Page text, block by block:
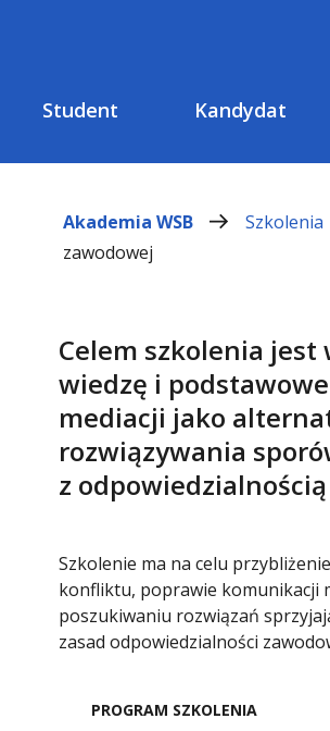
Student Kandydat
Akademia WSB Szkolenia
zawodowej
Celem szkolenia
wiedzę i
mediacji jako
rozwiązywania
z
Szkolenie ma na celu
konfliktu, poprawie komunikacji
poszukiwaniu rozwiązań
zasad odpowiedzialności
PROGRAM SZKOLENIA